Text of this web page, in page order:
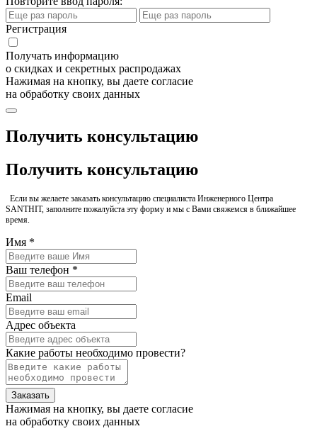
Регистрация
Получать информацию
о скидках и секретных распродажах
Нажимая на кнопку, вы даете согласие
на обработку своих данных
Получить консультацию
Получить консультацию
Если вы желаете заказать консультацию специалиста Инженерного Центра
SANTHIT, заполните пожалуйста эту форму и мы с Вами свяжемся в ближайшее
время.
Имя *
Ваш телефон *
Email
Адрес объекта
Какие работы необходимо провести?
Заказать
Нажимая на кнопку, вы даете согласие
на обработку своих данных